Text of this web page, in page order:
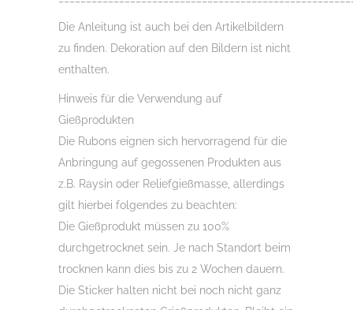
Die Anleitung ist auch bei den Artikelbildern
zu finden. Dekoration auf den Bildern ist nicht
enthalten.
Hinweis für die Verwendung auf
Gießprodukten
Die Rubons eignen sich hervorragend für die
Anbringung auf gegossenen Produkten aus
z.B. Raysin oder Reliefgießmasse, allerdings
gilt hierbei folgendes zu beachten:
Die Gießprodukt müssen zu 100%
durchgetrocknet sein. Je nach Standort beim
trocknen kann dies bis zu 2 Wochen dauern.
Die Sticker halten nicht bei noch nicht ganz